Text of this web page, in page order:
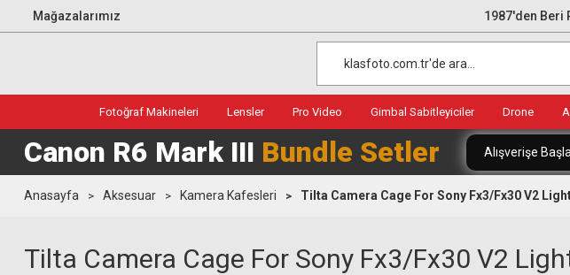
Mağazalarımız 1987'den Beri
Fotoğraf Makineleri Lensler Pro Video Gimbal Sabitleyiciler Drone
Canon R6 Mark III Bundle Setler Alışverişe Başla
Anasayfa Aksesuar Kamera Kafesleri Tilta Camera Cage For Sony Fx3/Fx30 V2
Tilta Camera Cage For Sony Fx3/Fx30 V2